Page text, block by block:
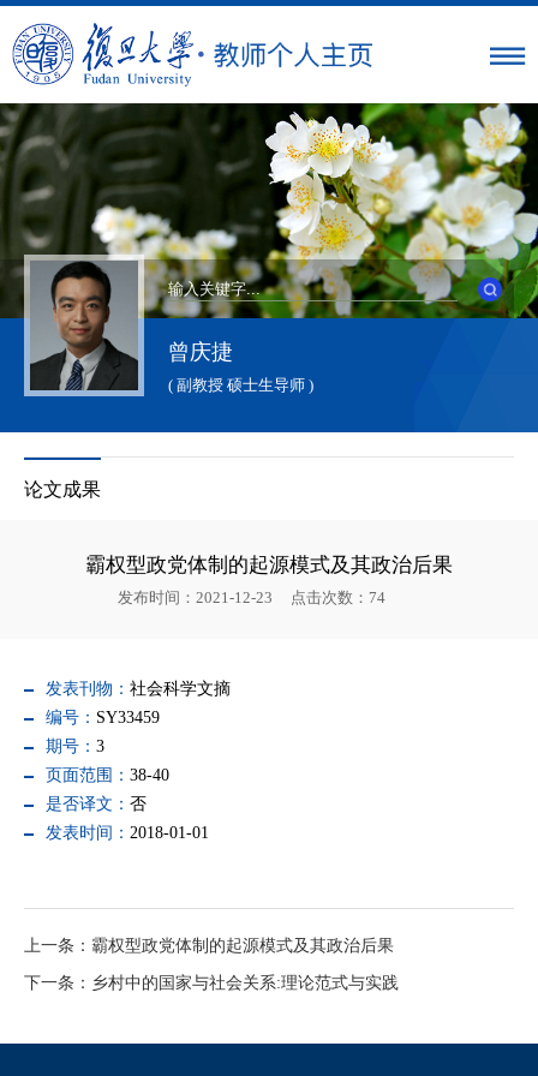
曾庆捷
( 副教授 硕士生导师 )
论文成果
霸权型政党体制的起源模式及其政治后果
发布时间：2021-12-23 点击次数： 74
发表刊物： 社会科学文摘
编号： SY33459
期号： 3
页面范围： 38-40
是否译文： 否
发表时间： 2018-01-01
上一条：霸权型政党体制的起源模式及其政治后果
下一条：乡村中的国家与社会关系:理论范式与实践